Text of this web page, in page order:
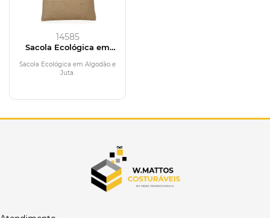
14585
Sacola Ecológica em
Sacola Ecológica em Algodão e
Juta.